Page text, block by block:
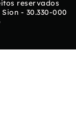
reservados
- 30.330-000